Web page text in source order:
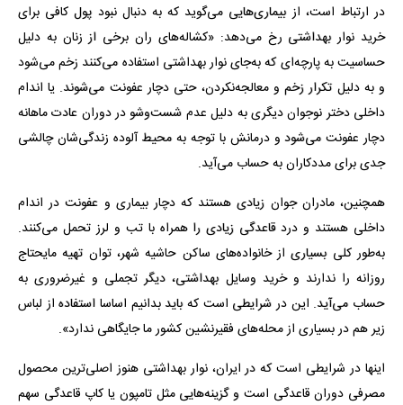
در ارتباط است، از بیماری‌هایی می‌گوید که به دنبال نبود پول کافی برای
خرید نوار بهداشتی رخ می‌دهد: «کشاله‌های ران برخی از زنان به دلیل
حساسیت به پارچه‌ای که به‌جای نوار بهداشتی استفاده می‌کنند زخم می‌شود
و به دلیل تکرار زخم و معالجه‌نکردن، حتی دچار عفونت می‌شوند. یا اندام
داخلی دختر نوجوان دیگری به دلیل عدم شست‌وشو در دوران عادت ماهانه
دچار عفونت می‌شود و درمانش با توجه به محیط آلوده زندگی‌شان چالشی
جدی برای مددکاران به حساب می‌آید.
همچنین، مادران جوان زیادی هستند که دچار بیماری و عفونت در اندام
داخلی هستند و درد قاعدگی زیادی را همراه با تب و لرز تحمل می‌کنند.
به‌طور کلی بسیاری از خانواده‌های ساکن حاشیه شهر، توان تهیه مایحتاج
روزانه را ندارند و خرید وسایل بهداشتی، دیگر تجملی و غیرضروری به
حساب می‌آید. این در شرایطی است که باید بدانیم اساسا استفاده از لباس
زیر هم در بسیاری از محله‌های فقیرنشین کشور ما جایگاهی ندارد».
اینها در شرایطی است که در ایران، نوار بهداشتی هنوز اصلی‌ترین محصول
مصرفی دوران قاعدگی است و گزینه‌هایی مثل تامپون یا کاپ قاعدگی سهم